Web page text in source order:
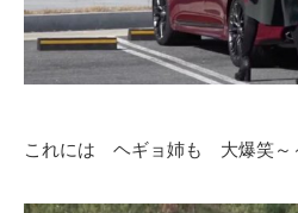
これには ヘギョ姉も 大爆笑～